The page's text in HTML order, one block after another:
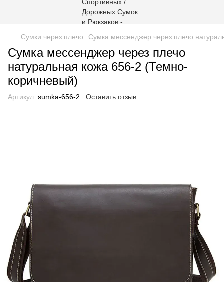
Сумки через плечо Сумка мессенджер через плечо
Сумка мессенджер через плечо
натуральная кожа 656-2 (Темно-
коричневый)
Артикул: sumka-656-2 Оставить отзыв